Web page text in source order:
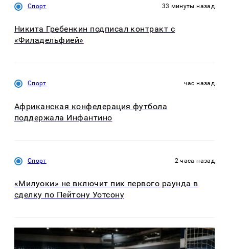
Спорт 33 минуты назад
Никита Гребенкин подписал контракт с
«Филадельфией»
Спорт час назад
Африканская конфедерация футбола
поддержала Инфантино
Спорт 2 часа назад
«Милуоки» не включит пик первого раунда в
сделку по Пейтону Уотсону